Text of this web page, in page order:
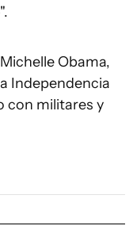
Obama,
Independencia
con militares y